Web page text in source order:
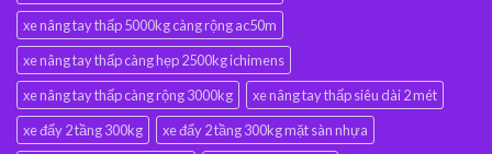
xe nâng tay thấp 5000kg càng rộng ac50m
xe nâng tay thấp càng hẹp 2500kg ichimens
xe nâng tay thấp càng rộng 3000kg
xe nâng tay thấp siêu dài 2 mét
xe đẩy 2 tầng 300kg
xe đẩy 2 tầng 300kg mặt sàn nhựa